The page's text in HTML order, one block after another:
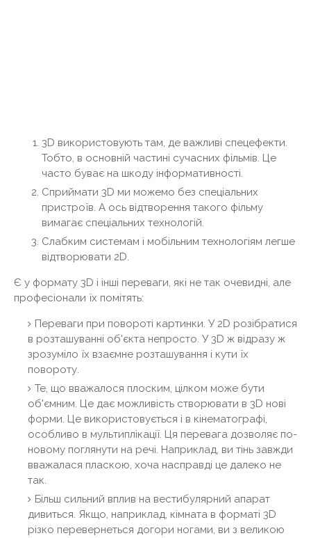
3D використовують там, де важливі спецефекти.
Тобто, в основній частині сучасних фільмів. Це
часто буває на шкоду інформативності.
Сприймати 3D ми можемо без спеціальних
пристроїв. А ось відтворення такого фільму
вимагає спеціальних технологій.
Слабким системам і мобільним технологіям легше
відтворювати 2D.
Є у формату 3D і інші переваги, які не так очевидні, але
професіонали їх помітять:
Переваги при повороті картинки. У 2D розібратися
в розташуванні об'єкта непросто. У 3D ж відразу ж
зрозуміло їх взаємне розташування і кути їх
повороту.
Те, що вважалося плоским, цілком може бути
об'ємним. Це дає можливість створювати в 3D нові
форми. Це використовується і в кінематографі,
особливо в мультиплікації. Ця перевага дозволяє по-
новому поглянути на речі. Наприклад, ви тінь завжди
вважалася пласкою, хоча насправді це далеко не
так.
Більш сильний вплив на вестибулярний апарат
дивиться. Якщо, наприклад, кімната в форматі 3D
різко перевернеться догори ногами, ви з великою